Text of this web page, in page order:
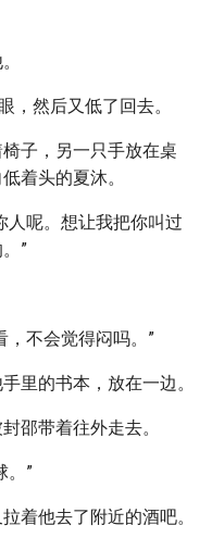
，然后又低了回去。
子，另一只手放在桌
着头的夏沐。
人呢。想让我把你叫过
”
，不会觉得闷吗。”
里的书本，放在一边。
邵带着往外走去。
。”
着他去了附近的酒吧。